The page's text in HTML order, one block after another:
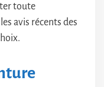
toute
avis récents des